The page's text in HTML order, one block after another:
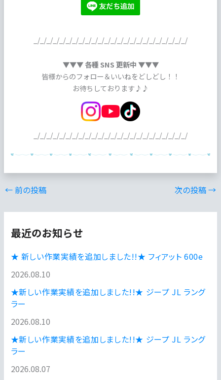
_/_/_/_/_/_/_/_/_/_/_/_/_/_/_/_/_/_/_/_/_/_/_/_/
▼▼▼ 各種 SNS 更新中 ▼▼▼
皆様からのフォロー＆いいねをどしどし！！
お待ちしております♪♪
_/_/_/_/_/_/_/_/_/_/_/_/_/_/_/_/_/_/_/_/_/_/_/_/
←前の投稿 次の投稿→
最近のお知らせ
★ 新しい作業実績を追加しました!!★ フィアット 600e
2026.08.10
★新しい作業実績を追加しました!!★ ジープ JL ラング
ラー
2026.08.10
★新しい作業実績を追加しました!!★ ジープ JL ラング
ラー
2026.08.07